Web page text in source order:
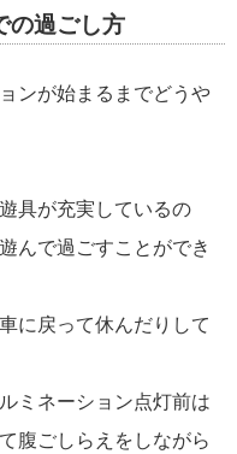
の過ごし方
ンが始まるまでどうや
具が充実しているの
んで過ごすことができ
に戻って休んだりして
ミネーション点灯前は
腹ごしらえをしながら